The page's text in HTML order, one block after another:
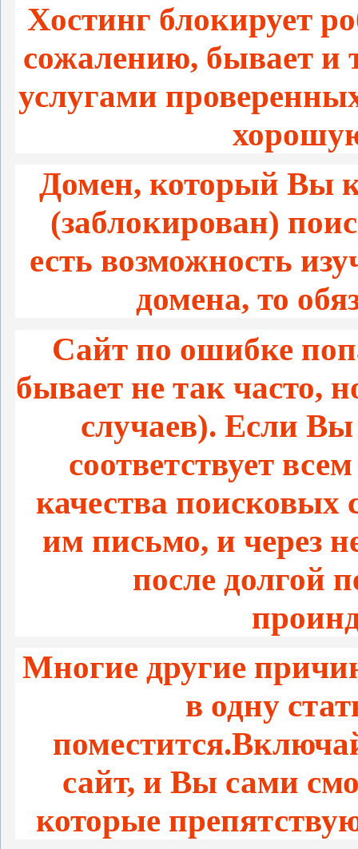
Хостинг блокирует
сожалению, бывает и
услугами
Домен, который Вы
(заблокирован)
есть возможность
домена, то
Сайт по ошибке
бывает не так часто,
случаев). Если
соответствует
качества поисковых
им письмо, и через
после долгой
Многие другие
в одну
сайт, и Вы сами
которые